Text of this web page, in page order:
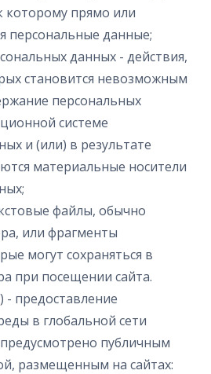
которому прямо или
персональные данные;
данных - действия,
становится невозможным
персональных
системе
и (или) в результате
материальные носители
файлы, обычно
или фрагменты
могут сохраняться в
при посещении сайта.
- предоставление
в глобальной сети
публичным
размещенным на сайтах: